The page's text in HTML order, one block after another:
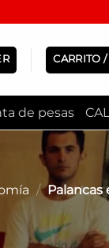
CARRITO /
de pesas
/ Palancas